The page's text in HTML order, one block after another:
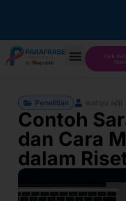
Cek
Penelitian wahyu adji
Contoh
dan Cara
dalam